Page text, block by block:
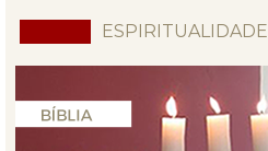
ESPIRITUALIDADE